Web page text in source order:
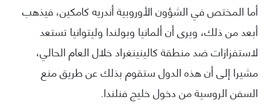
أما المختص في الشؤون الأوروبية أندريه كامكين، فيذهب
أبعد من ذلك، ويرى أن ألمانيا وبولندا وليتوانيا تستعد
لاستفزازات ضد منطقة كالينينغراد خلال العام الحالي،
مشيرا إلى أن هذه الدول ستقوم بذلك عن طريق منع
السفن الروسية من دخول خليج فنلندا.